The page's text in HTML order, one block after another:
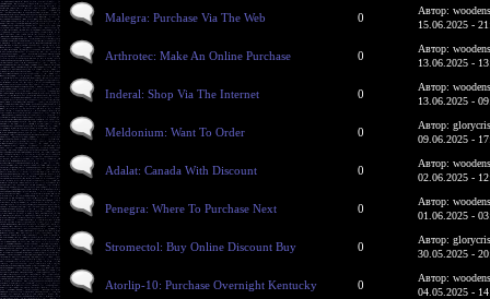
Malegra: Purchase Via The Web 0
Автор:
15.06.2025 -
Arthrotec: Make An Online Purchase 0
Автор:
13.06.2025 -
Inderal: Shop Via The Internet 0
Автор:
13.06.2025 -
Meldonium: Want To Order 0
Автор:
09.06.2025 -
Adalat: Canada With Discount 0
Автор:
02.06.2025 -
Penegra: Where To Purchase Next 0
Автор:
01.06.2025 -
Stromectol: Buy Online Discount Buy 0
Автор:
30.05.2025 -
Atorlip-10: Purchase Overnight Kentucky 0
Автор:
04.05.2025 -